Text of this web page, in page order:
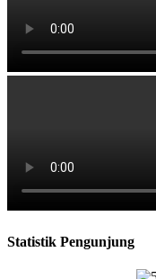
Statistik Pengunjung